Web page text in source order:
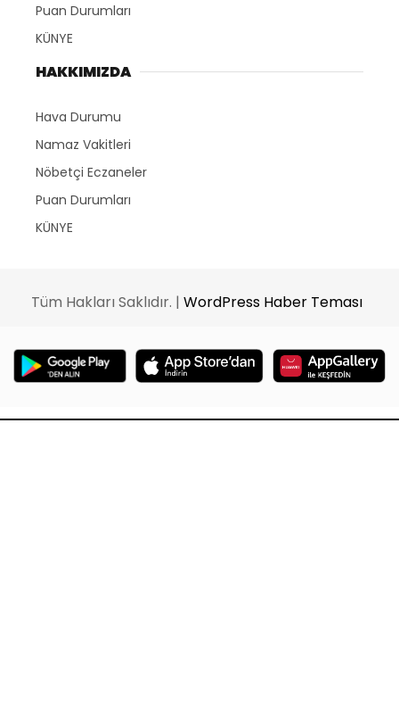
Puan Durumları
KÜNYE
HAKKIMIZDA
Hava Durumu
Namaz Vakitleri
Nöbetçi Eczaneler
Puan Durumları
KÜNYE
Tüm Hakları Saklıdır. | WordPress Haber Teması